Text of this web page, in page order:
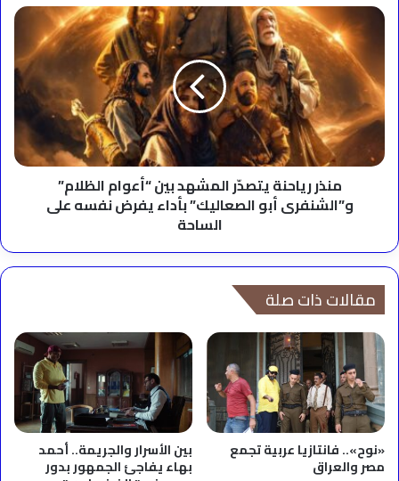
منذر
رياحنة
يتصدّر
المشهد
بين
“أعوام
الظلام”
و”الشنفرى
أبو
الصعاليك”
على
منذر رياحنة يتصدّر المشهد بين “أعوام الظلام”
و”الشنفرى أبو الصعاليك” بأداء يفرض نفسه على
الساحة
مقالات ذات صلة
«نوح».. فانتازيا عربية تجمع
مصر والعراق
بين الأسرار والجريمة.. أحمد
بهاء يفاجئ الجمهور بدور